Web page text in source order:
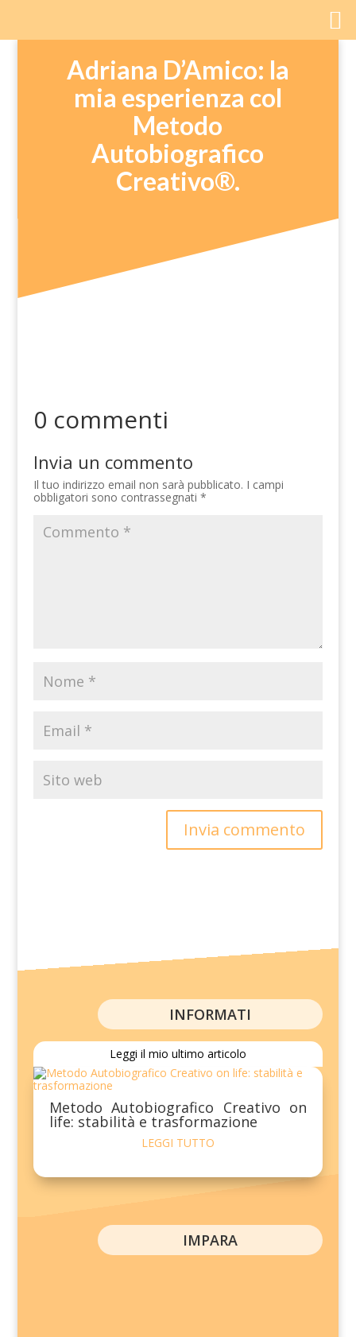
Adriana D’Amico: la
mia esperienza col
Metodo
Autobiografico
Creativo®.
0 commenti
Invia un commento
Il tuo indirizzo email non sarà pubblicato. I campi
obbligatori sono contrassegnati*
Invia commento
INFORMATI
Leggi il mio ultimo articolo
Metodo Autobiografico Creativo on
life: stabilità e trasformazione
LEGGI TUTTO
IMPARA